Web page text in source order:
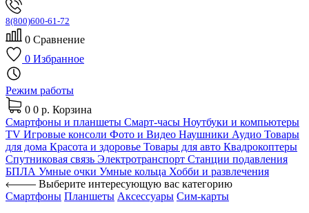
8(800)600-61-72
0 Сравнение
0 Избранное
Режим работы
0 0 р. Корзина
Смартфоны и планшеты Смарт-часы Ноутбуки и компьютеры
TV Игровые консоли Фото и Видео Наушники Аудио Товары
для дома Красота и здоровье Товары для авто Квадрокоптеры
Спутниковая связь Электротранспорт Станции подавления
БПЛА Умные очки Умные кольца Хобби и развлечения
Выберите интересующую вас категорию
Смартфоны Планшеты Аксессуары Сим-карты